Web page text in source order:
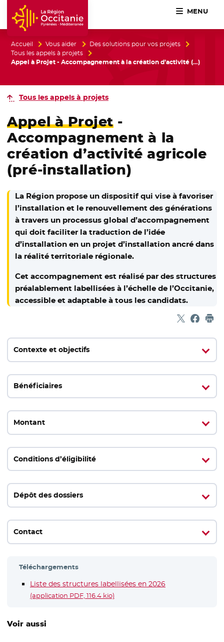
Accueil Région Occitanie / Pyrénées-Méditerranée
MENU
Accueil Vous aider
Des solutions pour vos projets
Tous les appels à projets
Appel à Projet - Accompagnement à la création d’activité (…)
Tous les appels à projets
Appel à Projet-
Accompagnement à la
création d’activité agricole
(pré-installation)
La Région propose un dispositif qui vise à favoriser
l’installation et le renouvellement des générations
à travers un processus global d’accompagnement
qui doit faciliter la traduction de l’idée
d’installation en un projet d’installation ancré dans
la réalité territoriale régionale.
Cet accompagnement est réalisé par des structures
préalablement labellisées à l’échelle de l’Occitanie,
accessible et adaptable à tous les candidats.
Partager
- Nouvelle
-
Contexte et objectifs
Bénéficiaires
Montant
Conditions d’éligibilité
Dépôt des dossiers
Contact
Téléchargements
Liste des structures labellisées en 2026
(application PDF, 116.4 kio)
Voir aussi